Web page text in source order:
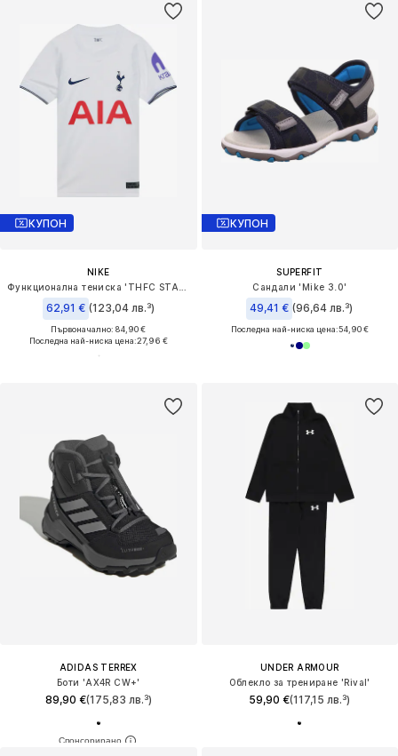
КУПОН
NIKE
62,91 € (123,04 лв.³)
Първоначално: 84,90 €
Последна най-ниска цена:27,96 €
КУПОН
SUPERFIT
Сандали 'Mike 3.0'
49,41 € (96,64 лв.³)
Последна най-ниска цена:54,90 €
ADIDAS TERREX
Боти 'AX4R CW+'
89,90 €(175,83 лв.³)
UNDER ARMOUR
Облекло за трениране 'Rival'
59,90 €(117,15 лв.³)